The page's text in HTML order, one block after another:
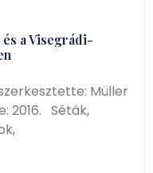
a Visegrádi-
Müller
2016. Séták,